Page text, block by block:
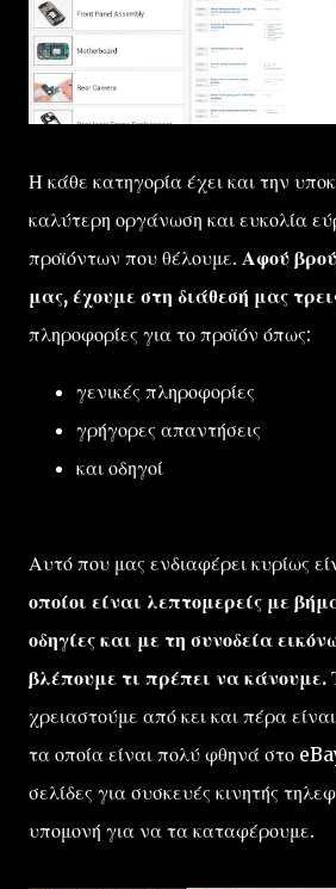
Η κάθε κατηγορία έχει και την
καλύτερη οργάνωση και ευκολία
προϊόντων που θέλουμε. Αφού
μας, έχουμε στη διάθεσή μας
πληροφορίες για το προϊόν όπως:
γενικές πληροφορίες
γρήγορες απαντήσεις
και οδηγοί
Αυτό που μας ενδιαφέρει κυρίως
οποίοι είναι λεπτομερείς με
οδηγίες και με τη συνοδεία
βλέπουμε τι πρέπει να κάνουμε.
χρειαστούμε από κει και πέρα
τα οποία είναι πολύ φθηνά στο
σελίδες για συσκευές κινητής
υπομονή για να τα καταφέρουμε.